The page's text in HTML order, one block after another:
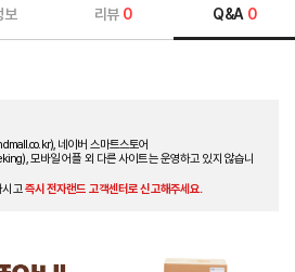
보 리뷰 0 Q&A 0
네이버 스마트스토어
모바일 어플 외 다른 사이트는 운영하고 있지 않습니
시고즉시 전자랜드 고객센터로 신고해주세요.